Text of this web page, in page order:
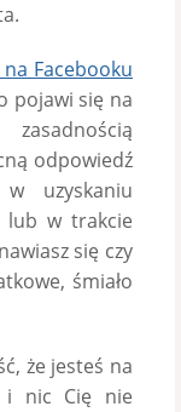
Facebooku
pojawi się na
odpowiedź
uzyskaniu
lub w trakcie
się czy
śmiało
że jesteś na
i nic Cię nie